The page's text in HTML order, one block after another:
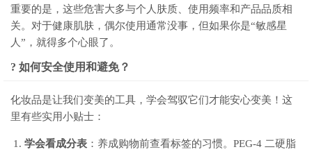
重要的是，这些危害大多与个人肤质、使用频率和产品品质相
关。对于健康肌肤，偶尔使用通常没事，但如果你是“敏感星
人”，就得多个心眼了。
? 如何安全使用和避免？
化妆品是让我们变美的工具，学会驾驭它们才能安心变美！这
里有些实用小贴士：
学会看成分表 ：养成购物前查看标签的习惯。PEG-4 二硬脂